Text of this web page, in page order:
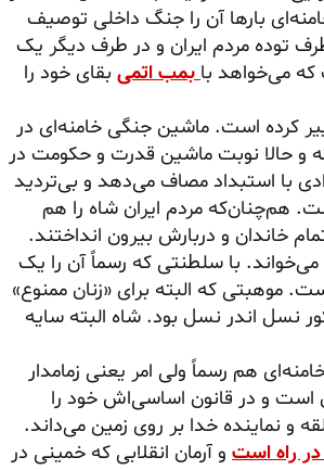
بارها آن را جنگ داخلی توصیف
توده مردم ایران و در طرف دیگر یک
می‌خواهد بابمب اتمی بقای خود را
کرده است. ماشین جنگی خامنه‌ای در
و حالا نوبت ماشین قدرت و حکومت در
با استبداد مصاف می‌دهد و بی‌تردید
هم‌چنان‌که مردم ایران شاه را هم
خاندان و دربارش بیرون انداختند.
می‌خواند. با سلطنتی که رسماً آن را یک
موهبتی که البته برای «زنان ممنوع»
نسل اندر نسل بود. شاه البته سایه
هم رسماً ولی امر یعنی زمامدار
است و در قانون اساسی‌اش خود را
نماینده خدا بر روی زمین می‌داند.
راه است و آرمان انقلابی که خمینی در